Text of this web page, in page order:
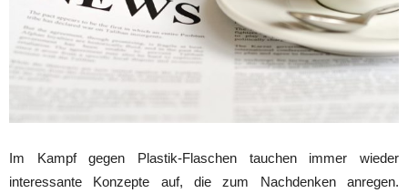
Im Kampf gegen Plastik-Flaschen tauchen immer wieder
interessante Konzepte auf, die zum Nachdenken anregen.